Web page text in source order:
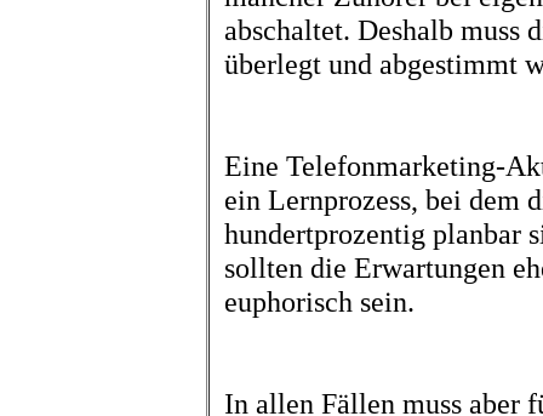
abschaltet. Deshalb muss
überlegt und abgestimmt
Eine Telefonmarketing-
ein Lernprozess, bei dem
hundertprozentig planbar
sollten die Erwartungen
euphorisch sein.
In allen Fällen muss aber